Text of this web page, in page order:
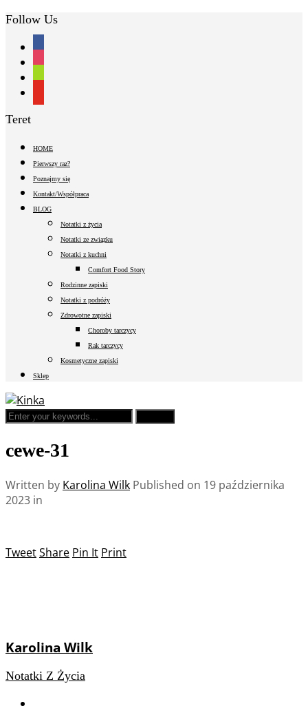
Follow Us
cart
Teret
HOME
Pierwszy raz?
Poznajmy się
Kontakt/Współpraca
BLOG
Notatki z życia
Notatki ze związku
Notatki z kuchni
Comfort Food Story
Rodzinne zapiski
Notatki z podróży
Zdrowotne zapiski
Choroby tarczycy
Rak tarczycy
Kosmetyczne zapiski
Sklep
cewe-31
Written by Karolina Wilk Published on 19 października
2023 in
TweetShare Pin It Print
Karolina Wilk
Notatki Z Życia